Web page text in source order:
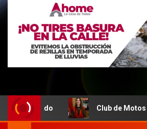
Club de Motos 360 Los